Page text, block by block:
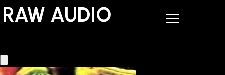
RAW AUDIO
RAW AUDIO